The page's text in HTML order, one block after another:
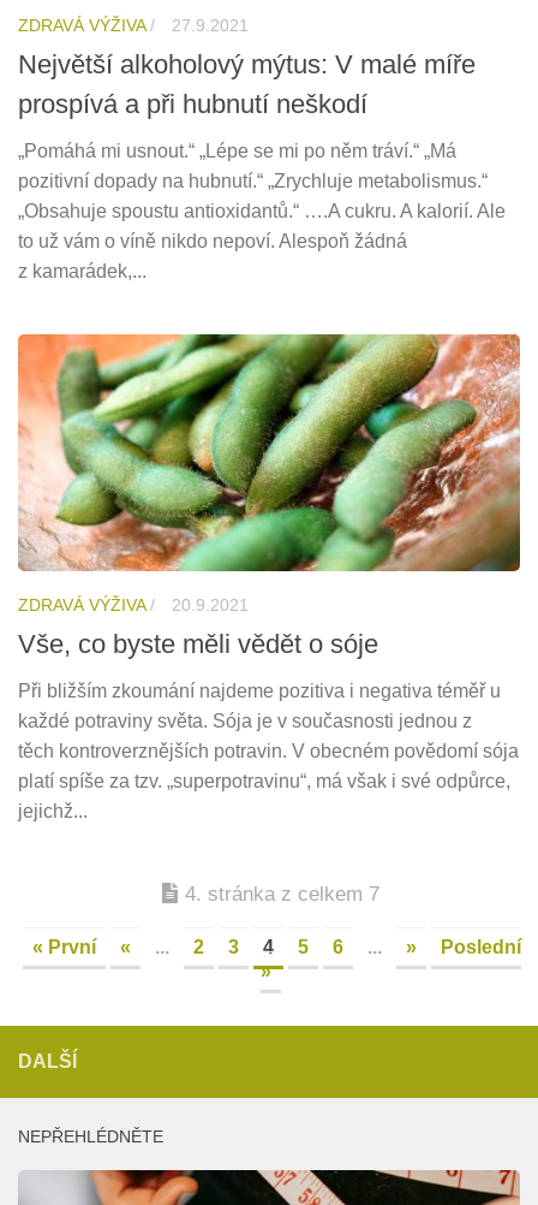
ZDRAVÁ VÝŽIVA/ 27.9.2021
Největší alkoholový mýtus: V malé míře
prospívá a při hubnutí neškodí
„Pomáhá mi usnout.“ „Lépe se mi po něm tráví.“ „Má
pozitivní dopady na hubnutí.“ „Zrychluje metabolismus.“
„Obsahuje spoustu antioxidantů.“ ….A cukru. A kalorií. Ale
to už vám o víně nikdo nepoví. Alespoň žádná
z kamarádek,...
ZDRAVÁ VÝŽIVA/ 20.9.2021
Vše, co byste měli vědět o sóje
Při bližším zkoumání najdeme pozitiva i negativa téměř u
každé potraviny světa. Sója je v současnosti jednou z
těch kontroverznějších potravin. V obecném povědomí sója
platí spíše za tzv. „superpotravinu“, má však i své odpůrce,
jejichž...
4. stránka z celkem 7
« První « ... 2 3 4 5 6 ... »
Poslední
»
DALŠÍ
NEPŘEHLÉDNĚTE